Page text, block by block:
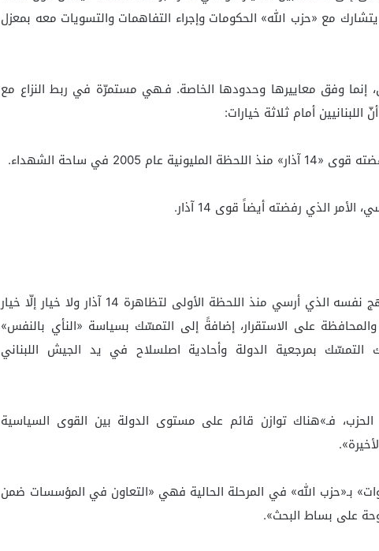
مع «حزب الله» الحكومات وإجراء التفاهمات والتسويات معه بمعزل
إنما وفق معاييرها وحدودها الخاصة. فـهي مستمرّة في ربط النزاع مع
2005 في ساحة الشهداء.
الذي رفضته أيضاً قوى 14 آذار.
وتؤكّد «القوات» «أننا مستمرّون في النهج نفسه الذي أرسي منذ اللحظة الأولى لتظاهرة 14 آذار ولا خيار إلّا خيار
على الاستقرار، إضافةً إلى التمسّك بسياسة «النأي بالنفس»
بمرجعية الدولة وأحادية اصلسلاح في يد الجيش اللبناني
فـ»هناك توازن قائم على مستوى الدولة بين القوى السياسية
بـ«حزب الله» في المرحلة الحالية فهي «التعاون في المؤسسات ضمن
على بساط البحث».